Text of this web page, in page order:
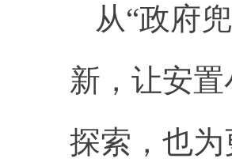
从“政府
新，让安
探索，也